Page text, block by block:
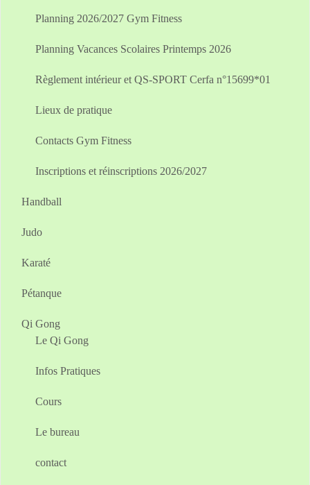
Planning 2026/2027 Gym Fitness
Planning Vacances Scolaires Printemps 2026
Règlement intérieur et QS-SPORT Cerfa n°15699*01
Lieux de pratique
Contacts Gym Fitness
Inscriptions et réinscriptions 2026/2027
Handball
Judo
Karaté
Pétanque
Qi Gong
Le Qi Gong
Infos Pratiques
Cours
Le bureau
contact